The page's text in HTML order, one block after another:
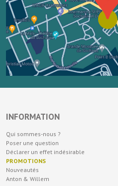
INFORMATION
Qui sommes-nous ?
Poser une question
Déclarer un effet indésirable
PROMOTIONS
Nouveautés
Anton & Willem